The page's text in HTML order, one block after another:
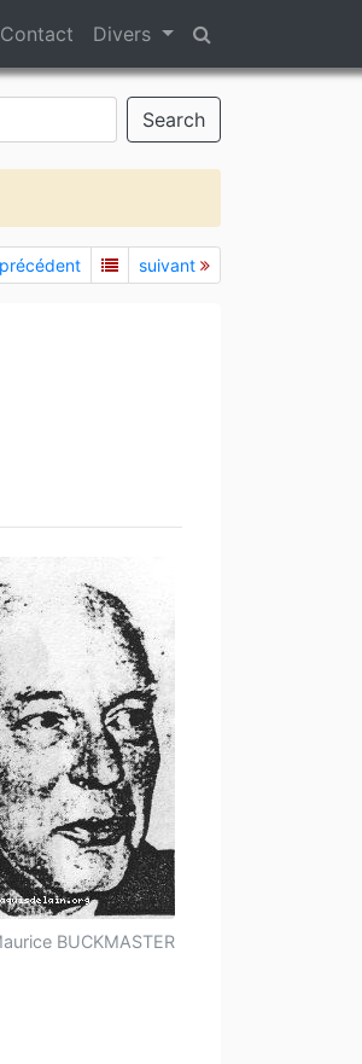
Contact Divers
Search
précédent suivant
BUCKMASTER